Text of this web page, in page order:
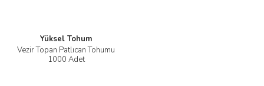
Yüksel Tohum
Vezir Topan Patlıcan Tohumu
1000 Adet